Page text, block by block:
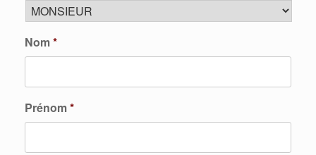
Nom*
Prénom*